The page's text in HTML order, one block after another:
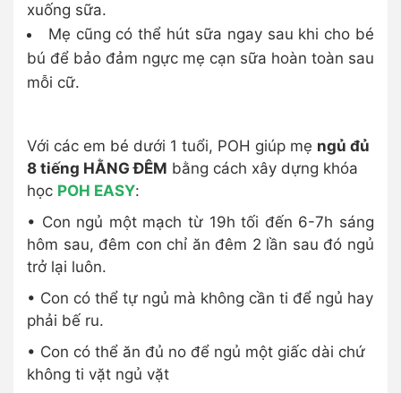
xuống sữa.
Mẹ cũng có thể hút sữa ngay sau khi cho bé
bú để bảo đảm ngực mẹ cạn sữa hoàn toàn sau
mỗi cữ.
Với các em bé dưới 1 tuổi, POH giúp mẹ ngủ đủ
8 tiếng HẰNG ĐÊM bằng cách xây dựng khóa
học POH EASY:
• Con ngủ một mạch từ 19h tối đến 6-7h sáng
hôm sau, đêm con chỉ ăn đêm 2 lần sau đó ngủ
trở lại luôn.
• Con có thể tự ngủ mà không cần ti để ngủ hay
phải bế ru.
• Con có thể ăn đủ no để ngủ một giấc dài chứ
không ti vặt ngủ vặt